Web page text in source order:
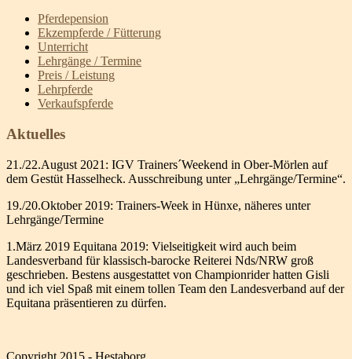
Pferdepension
Ekzempferde / Fütterung
Unterricht
Lehrgänge / Termine
Preis / Leistung
Lehrpferde
Verkaufspferde
Aktuelles
21./22.August 2021: IGV Trainers´Weekend in Ober-Mörlen auf
dem Gestüt Hasselheck. Ausschreibung unter „Lehrgänge/Termine“.
19./20.Oktober 2019: Trainers-Week in Hünxe, näheres unter
Lehrgänge/Termine
1.März 2019 Equitana 2019: Vielseitigkeit wird auch beim
Landesverband für klassisch-barocke Reiterei Nds/NRW groß
geschrieben. Bestens ausgestattet von Championrider hatten Gisli
und ich viel Spaß mit einem tollen Team den Landesverband auf der
Equitana präsentieren zu dürfen.
Copyright 2015 - Hestaborg